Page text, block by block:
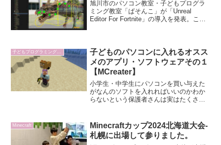
旭川市のパソコン教室・子どもプログラ
ミング教室「ぱそんこ」が「Unreal
Editor For Fortnite」の導入を発表。この
ちのプログラミング教育に新たな一歩を
踏み出します。
子どものパソコンに入れるオスス
メのアプリ・ソフトウェアその１
【MCreater】
小学生・中学生にパソコンを買い与えた
がなんのソフトを入れればいいのかわか
らないという保護者さんは実はたくさん
しめるソフトのMCreaterエムクリエイタ
ーをご紹介します...
Minecraft
Minecraftカップ2024北海道大会-
札幌に出場して参りました。